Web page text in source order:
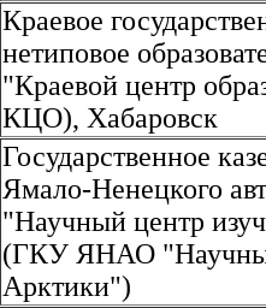
Краевое
нетиповое
"Краевой центр
КЦО), Хабаровск
Государственное
Ямало-Ненецкого
"Научный центр
(ГКУ ЯНАО
Арктики")